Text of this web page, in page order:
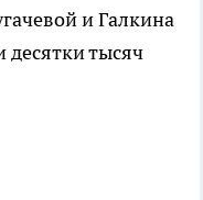
и Галкина
десятки тысяч